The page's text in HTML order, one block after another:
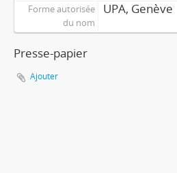
Forme autorisée
du nom
UPA, Genève
Presse-papier
Ajouter